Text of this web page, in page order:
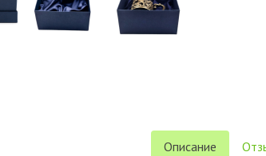
Описание